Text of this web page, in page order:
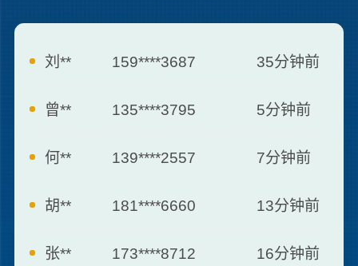
曾** 135****3795 5分钟前
何** 139****2557 7分钟前
胡** 181****6660 13分钟前
张** 173****8712 16分钟前
罗** 187****0007 21分钟前